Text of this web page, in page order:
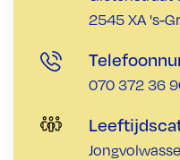
2545 XA 's-
070 372 36